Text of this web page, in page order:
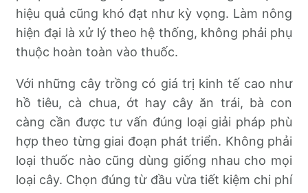
hiệu quả cũng khó đạt như kỳ vọng. Làm nông
hiện đại là xử lý theo hệ thống, không phải phụ
thuộc hoàn toàn vào thuốc.
Với những cây trồng có giá trị kinh tế cao như
hồ tiêu, cà chua, ớt hay cây ăn trái, bà con
càng cần được tư vấn đúng loại giải pháp phù
hợp theo từng giai đoạn phát triển. Không phải
loại thuốc nào cũng dùng giống nhau cho mọi
loại cây. Chọn đúng từ đầu vừa tiết kiệm chi phí